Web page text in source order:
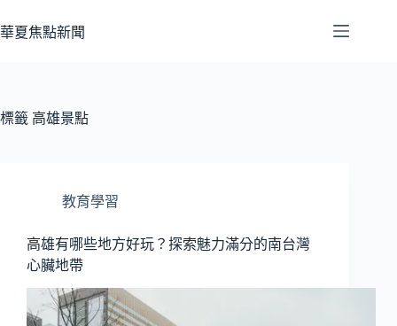
至
容
華夏焦點新聞
標籤 高雄景點
教育學習
高雄有哪些地方好玩？探索魅力滿分的南台灣
心臟地帶